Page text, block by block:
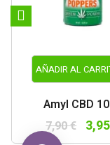
AÑADIR AL
Amyl CBD
7,90 €